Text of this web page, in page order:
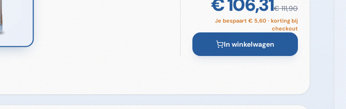
€ 111,90
Je bespaart € 5,60 · korting bij
checkout
In winkelwagen